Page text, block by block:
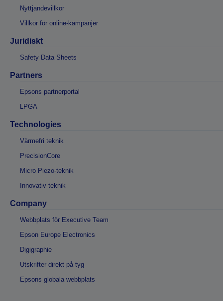
Nyttjandevillkor
Villkor för online-kampanjer
Juridiskt
Safety Data Sheets
Partners
Epsons partnerportal
LPGA
Technologies
Värmefri teknik
PrecisionCore
Micro Piezo-teknik
Innovativ teknik
Company
Webbplats för Executive Team
Epson Europe Electronics
Digigraphie
Utskrifter direkt på tyg
Epsons globala webbplats